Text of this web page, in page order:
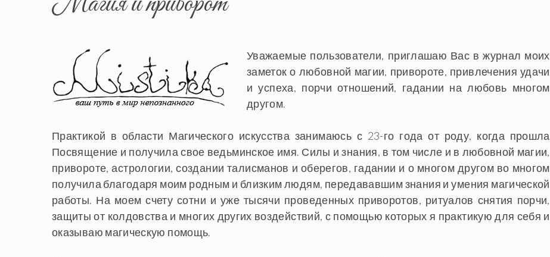
Уважаемые пользователи, приглашаю Вас в журнал моих
заметок о любовной магии, привороте, привлечения удачи
и успеха, порчи отношений, гадании на любовь многом
другом.
Практикой в области Магического искусства занимаюсь с 23-го года от роду, когда прошла
Посвящение и получила свое ведьминское имя. Силы и знания, в том числе и в любовной магии,
привороте, астрологии, создании талисманов и оберегов, гадании и о многом другом во многом
получила благодаря моим родным и близким людям, передававшим знания и умения магической
работы. На моем счету сотни и уже тысячи проведенных приворотов, ритуалов снятия порчи,
защиты от колдовства и многих других воздействий, с помощью которых я практикую для себя и
оказываю магическую помощь.